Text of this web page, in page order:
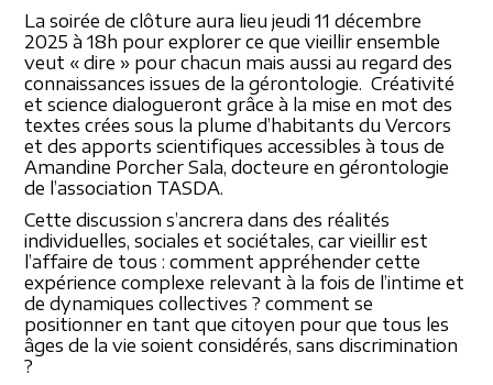
La soirée de clôture aura lieu jeudi 11 décembre
2025 à 18h pour explorer ce que vieillir ensemble
veut « dire » pour chacun mais aussi au regard des
connaissances issues de la gérontologie. Créativité
et science dialogueront grâce à la mise en mot des
textes crées sous la plume d’habitants du Vercors
et des apports scientifiques accessibles à tous de
Amandine Porcher Sala, docteure en gérontologie
de l’association TASDA.
Cette discussion s’ancrera dans des réalités
individuelles, sociales et sociétales, car vieillir est
l’affaire de tous : comment appréhender cette
expérience complexe relevant à la fois de l’intime et
de dynamiques collectives ? comment se
positionner en tant que citoyen pour que tous les
âges de la vie soient considérés, sans discrimination
?